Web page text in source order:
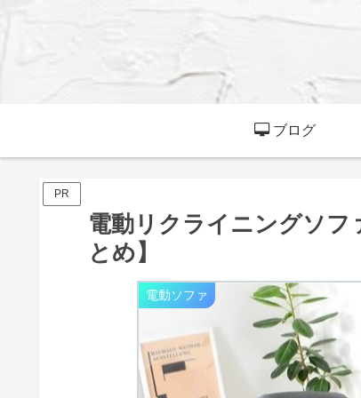
ブログ
PR
電動リクライニングソフ
とめ】
電動ソファ